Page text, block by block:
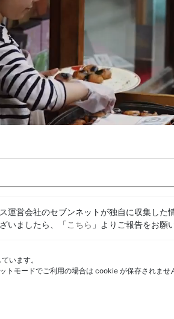
運営会社のセブンネットが独自に収集し
いましたら、「こちら 」よりご報告をお願
います。
トモードでご利用の場合は cookie が保存されませ